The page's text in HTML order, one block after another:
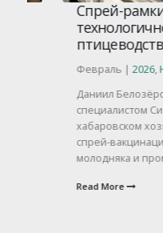
Спрей-рамки
технологичное
птицеводства
Февраль |2026 ,
Даниил Белозёров
специалистом
хабаровском
спрей-вакцинацию в
молодняка и
Read More